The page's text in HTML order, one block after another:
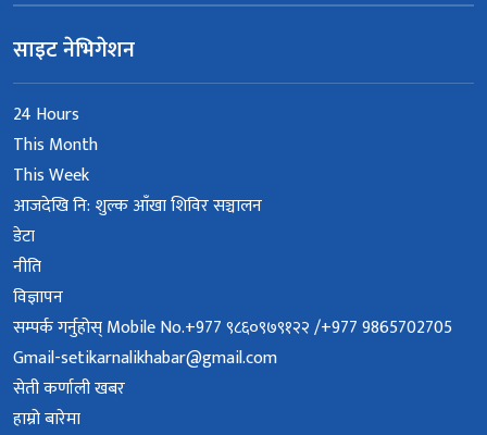
साइट नेभिगेशन
24 Hours
This Month
This Week
आजदेखि नि: शुल्क आँखा शिविर सञ्चालन
डेटा
नीति
विज्ञापन
सम्पर्क गर्नुहोस् Mobile No.+977 ९८६०९७९१२२ /+977 9865702705
Gmail-setikarnalikhabar@gmail.com
सेती कर्णाली खबर
हाम्रो बारेमा